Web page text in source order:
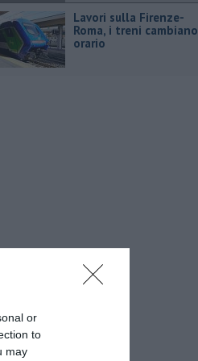
or
to
may
Lavori sulla Firenze-
Roma, i treni cambiano
orario